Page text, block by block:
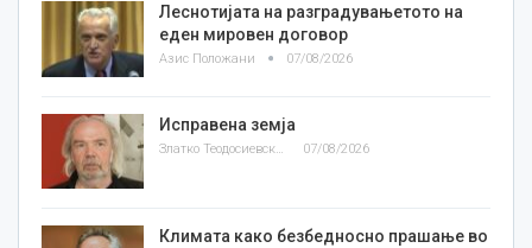
Леснотијата на разградувањетото на
еден мировен договор
Азис Положани 07/08/2026
Исправена земја
Златко Теодосиевски 07/08/2026
Климата како безбедносно прашање во